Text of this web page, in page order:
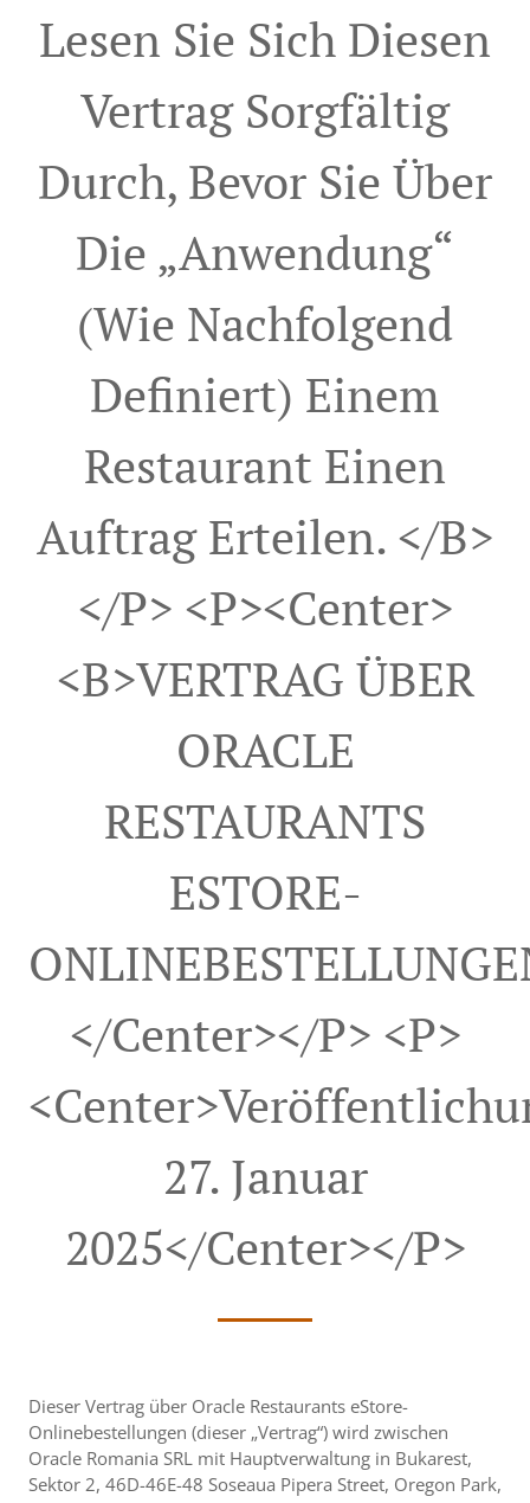
Lesen Sie Sich Diesen
Vertrag Sorgfältig
Durch, Bevor Sie Über
Die „Anwendung“
(wie Nachfolgend
Definiert) Einem
Restaurant Einen
Auftrag Erteilen. </b>
</p> <p><center>
<b>VERTRAG ÜBER
ORACLE
RESTAURANTS
ESTORE-
</center></p> <p>
27. Januar
2025</center></p>
Dieser Vertrag über Oracle Restaurants eStore-
Onlinebestellungen (dieser „Vertrag“) wird zwischen
Oracle Romania SRL mit Hauptverwaltung in Bukarest,
Sektor 2, 46D-46E-48 Soseaua Pipera Street, Oregon Park,